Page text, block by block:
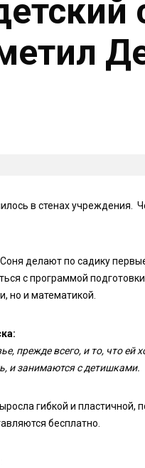
в стенах учреждения.
делают по садику
с программой
но и математикой.
прежде всего, и то, что
и занимаются с детишками.
гибкой и пластичной,
бесплатно.